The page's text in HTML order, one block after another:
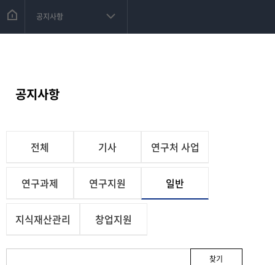
공지사항
공지사항
전체 기사 연구처 사업
연구과제 연구지원 일반
지식재산관리 창업지원
찾기